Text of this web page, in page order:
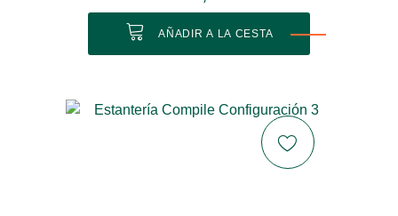
AÑADIR A LA CESTA